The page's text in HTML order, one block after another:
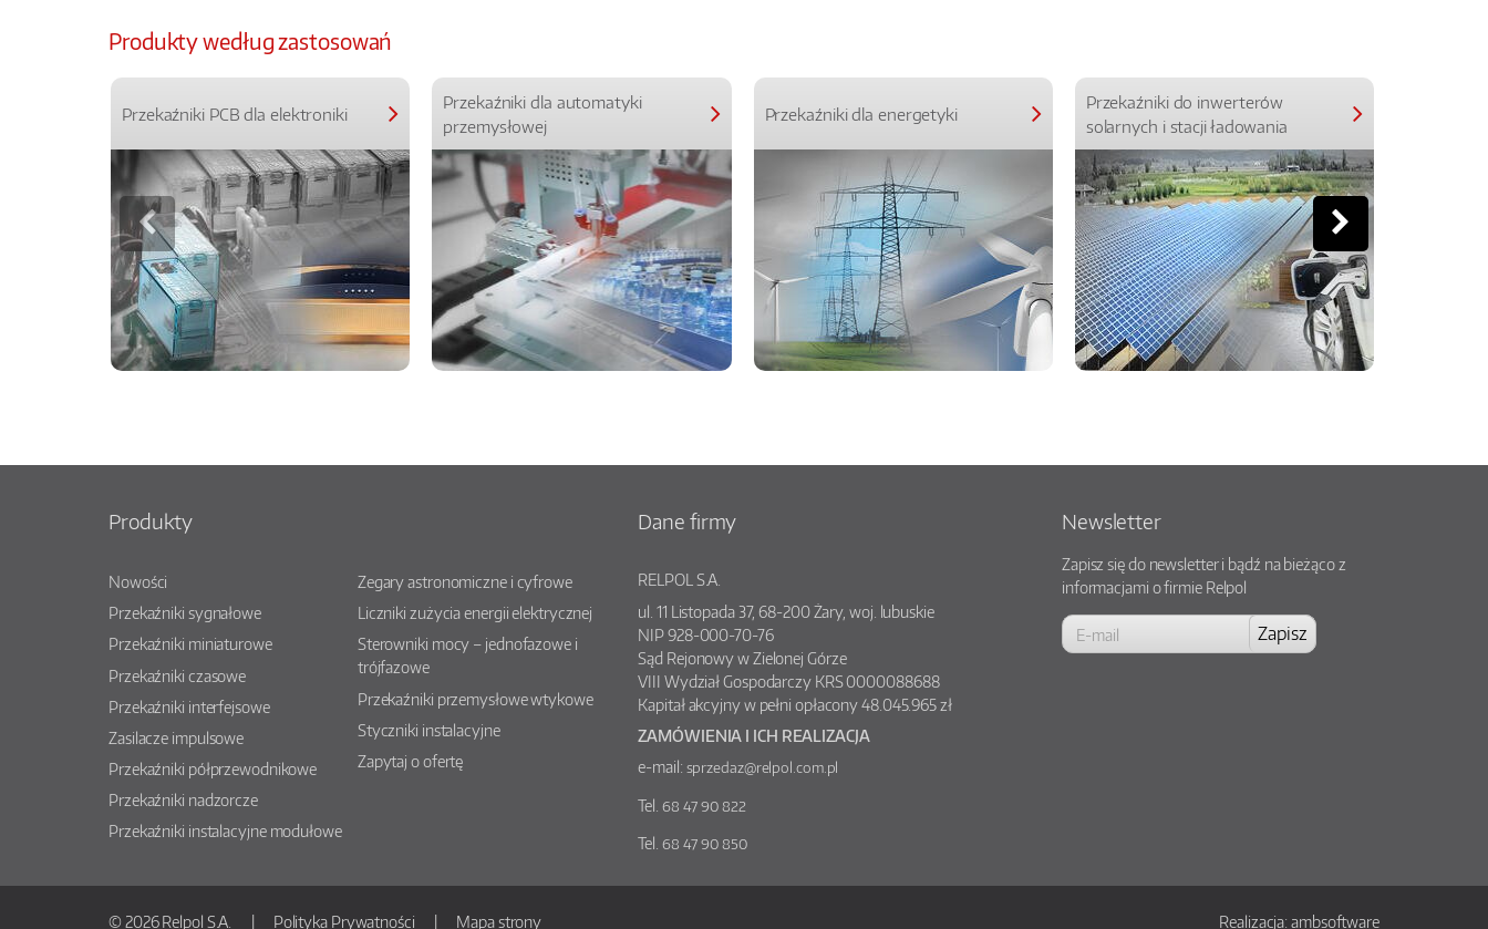
Produkty według zastosowań
Przekaźniki PCB dla elektroniki
Przekaźniki dla automatyki
przemysłowej
Przekaźniki dla energetyki
Przekaźniki do inwerterów
solarnych i stacji ładowania
Produkty
Nowości
Przekaźniki sygnałowe
Przekaźniki miniaturowe
Przekaźniki czasowe
Przekaźniki interfejsowe
Zasilacze impulsowe
Przekaźniki półprzewodnikowe
Przekaźniki nadzorcze
Przekaźniki instalacyjne modułowe
Zegary astronomiczne i cyfrowe
Liczniki zużycia energii elektrycznej
Sterowniki mocy – jednofazowe i
trójfazowe
Przekaźniki przemysłowe wtykowe
Styczniki instalacyjne
Zapytaj o ofertę
Dane firmy
RELPOL S.A.
ul. 11 Listopada 37,68-200Żary, woj. lubuskie
NIP 928-000-70-76
Sąd Rejonowy w Zielonej Górze
VIII Wydział Gospodarczy KRS 0000088688
Kapitał akcyjny w pełni opłacony 48.045.965 zł
ZAMÓWIENIA I ICH REALIZACJA
e-mail: sprzedaz@relpol.com.pl
Tel. 68 47 90 822
Tel. 68 47 90 850
Newsletter
Zapisz się do newsletter i bądź na bieżąco z
informacjami o firmie Relpol
© 2026 Relpol S.A. Polityka Prywatności Mapa strony Realizacja:ambsoftware